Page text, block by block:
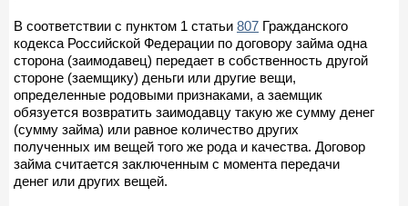
В соответствии с пунктом 1 статьи 807 Гражданского
кодекса Российской Федерации по договору займа одна
сторона (заимодавец) передает в собственность другой
стороне (заемщику) деньги или другие вещи,
определенные родовыми признаками, а заемщик
обязуется возвратить заимодавцу такую же сумму денег
(сумму займа) или равное количество других
полученных им вещей того же рода и качества. Договор
займа считается заключенным с момента передачи
денег или других вещей.